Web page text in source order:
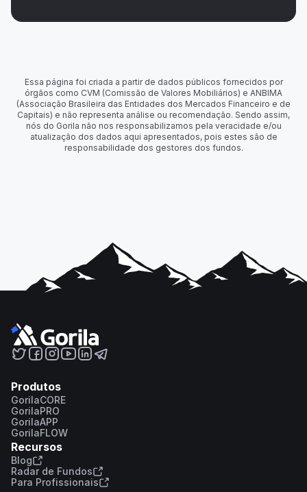
Essa página foi criada a partir de dados públicos fornecidos por
órgãos como CVM (Comissão de Valores Mobiliários) e ANBIMA
(Associação Brasileira das Entidades dos Mercados Financeiro e de
Capitais) e não representa análise ou recomendação. Sendo assim,
nós do Gorila não nos responsabilizamos pela veracidade e/ou
atualização dos dados aqui apresentados, pois estes são de
responsabilidade dos gestores dos fundos.
Produtos
GorilaCORE
GorilaPRO
GorilaAPP
GorilaFLOW
Recursos
Blog
Radar de Fundos
Para Profissionais